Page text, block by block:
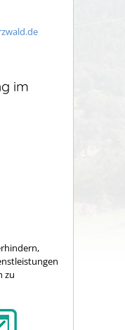
im
zu